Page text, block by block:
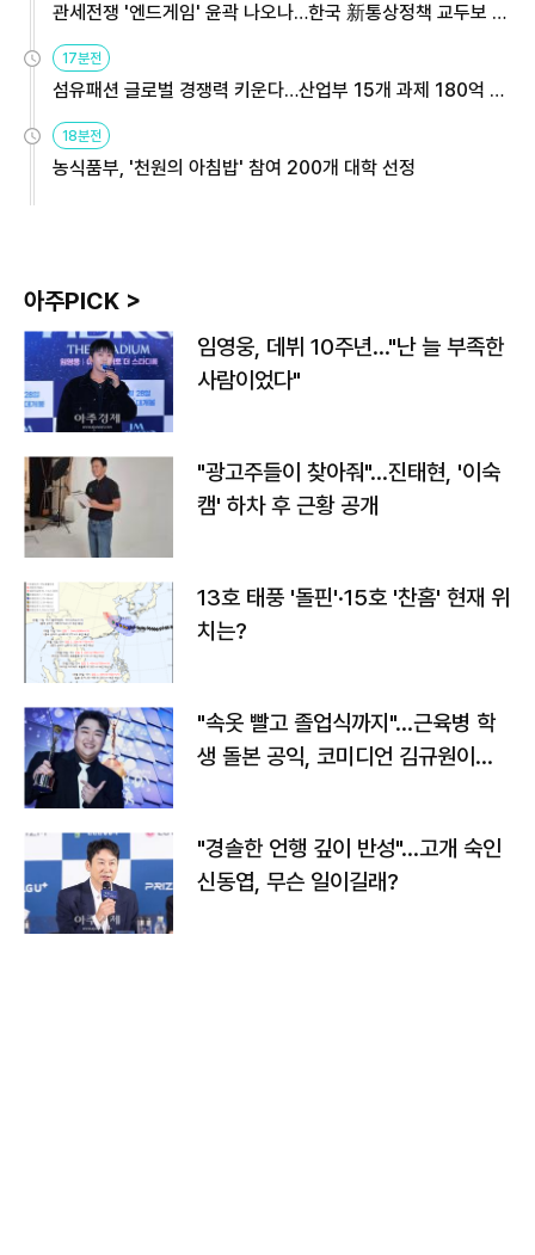
관세전쟁 '엔드게임' 윤곽 나오나…한국 新통상정책 교두보 활
용해야
17분전
섬유패션 글로벌 경쟁력 키운다…산업부 15개 과제 180억 지
원
18분전
농식품부, '천원의 아침밥' 참여 200개 대학 선정
아주PICK >
임영웅, 데뷔 10주년…"난 늘 부족한
사람이었다"
"광고주들이 찾아줘"…진태현, '이숙
캠' 하차 후 근황 공개
13호 태풍 '돌핀'·15호 '찬홈' 현재 위
치는?
"속옷 빨고 졸업식까지"…근육병 학
생 돌본 공익, 코미디언 김규원이었
"경솔한 언행 깊이 반성"…고개 숙인
신동엽, 무슨 일이길래?